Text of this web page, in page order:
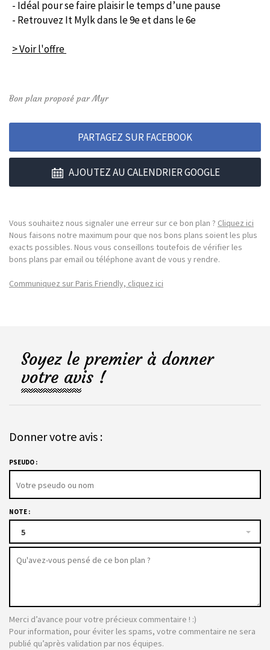
- Idéal pour se faire plaisir le temps d’une pause
- Retrouvez It Mylk dans le 9e et dans le 6e
> Voir l'offre
Bon plan proposé par Myr
PARTAGEZ SUR FACEBOOK
AJOUTEZ AU CALENDRIER GOOGLE
Vous souhaitez nous signaler une erreur sur ce bon plan ? Cliquez ici
Nous faisons notre maximum pour que nos bons plans soient les plus
exacts possibles. Nous vous conseillons toutefois de vérifier les
bons plans par email ou téléphone avant de vous y rendre.
Communiquez sur Paris Friendly, cliquez ici
Soyez le premier à donner
votre avis !
Donner votre avis :
PSEUDO :
NOTE :
5
Merci d’avance pour votre précieux commentaire ! :)
Pour information, pour éviter les spams, votre commentaire ne sera
publié qu’après validation par nos équipes.